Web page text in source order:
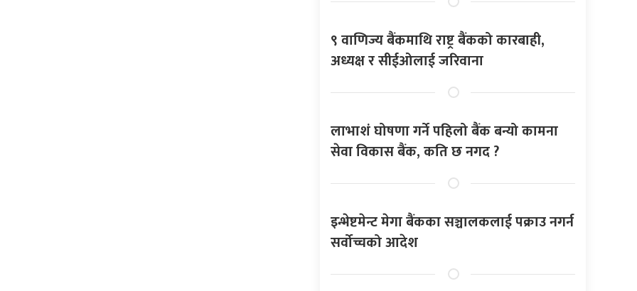
९ वाणिज्य बैंकमाथि राष्ट्र बैंकको कारबाही,
अध्यक्ष र सीईओलाई जरिवाना
लाभाशं घोषणा गर्ने पहिलो बैंक बन्यो कामना
सेवा विकास बैंक, कति छ नगद ?
इन्भेष्टमेन्ट मेगा बैंकका सञ्चालकलाई पक्राउ नगर्न
सर्वोच्चको आदेश